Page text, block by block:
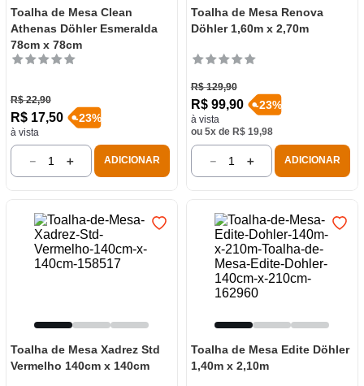
Toalha de Mesa Clean
Athenas Döhler Esmeralda
78cm x 78cm
R$ 22,90
R$ 17,50
à vista
-23%
＋
－ ADICIONAR
Toalha de Mesa Renova
Döhler 1,60m x 2,70m
R$ 129,90
R$ 99,90
à vista
-23%
ou 5x de R$ 19,98
＋
－ ADICIONAR
Toalha de Mesa Xadrez Std
Vermelho 140cm x 140cm
Toalha de Mesa Edite Döhler
1,40m x 2,10m